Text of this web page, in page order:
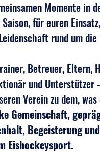
Momente in
für euren
rund um
Betreuer, Eltern,
und
Verein zu dem,
Gemeinschaft,
Begeisterung
Eishockeysport.